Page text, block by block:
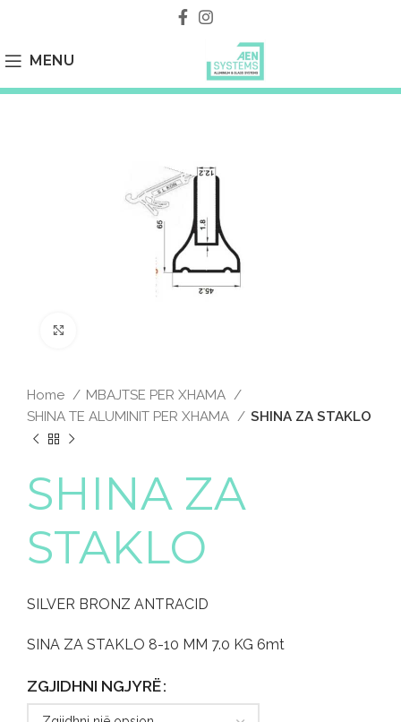
MENU
Home
MBAJTSE PER XHAMA
SHINA TE ALUMINIT PER XHAMA
SHINA ZA STAKLO
SHINA ZA
STAKLO
SILVER BRONZ ANTRACID
SINA ZA STAKLO 8-10 MM 7.0 KG 6mt
ZGJIDHNI NGJYRË